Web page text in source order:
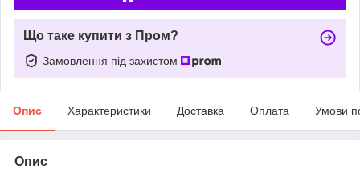
Що таке купити з Пром?
Замовлення під захистом
Опис Характеристики Доставка Оплата Умови
Опис